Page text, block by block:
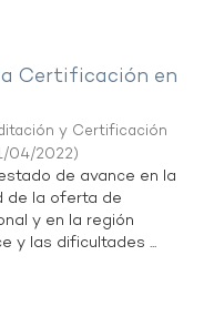
Certificación en
y Certificación
04/2022)
de avance en la
de la oferta de
y en la región
y las dificultades ...